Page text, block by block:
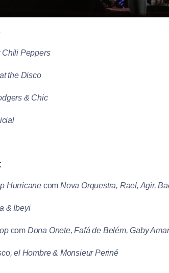
Chili Peppers
the Disco
& Chic
Hurricane comNova Orquestra, Rael, Agir,
& Ibeyi
com Dona Onete, Fafá de Belém, Gaby
el Hombre & Monsieur Periné